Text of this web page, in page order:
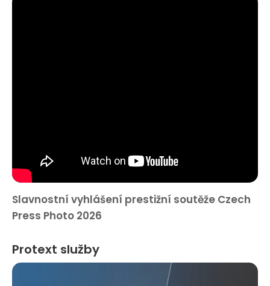
Slavnostní vyhlášení prestižní soutěže Czech
Press Photo 2026
Protext služby